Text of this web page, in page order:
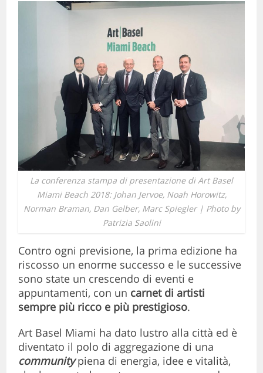
La conferenza stampa di presentazione di Art Basel
Miami Beach 2018: Johan Jervoe, Noah Horowitz,
Norman Braman, Dan Gelber, Marc Spiegler | Photo by
Patrizia Saolini
Contro ogni previsione, la prima edizione ha
riscosso un enorme successo e le successive
sono state un crescendo di eventi e
appuntamenti, con un carnet di artisti
sempre più ricco e più prestigioso.
Art Basel Miami ha dato lustro alla città ed è
diventato il polo di aggregazione di una
community piena di energia, idee e vitalità,